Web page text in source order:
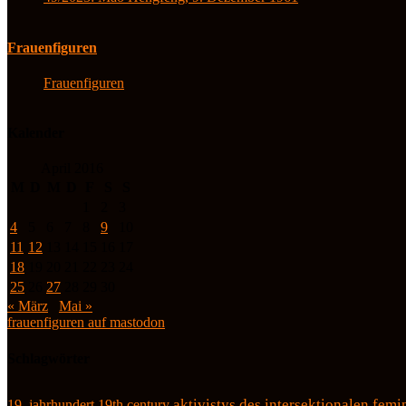
Frauenfiguren
Frauenfiguren
4
9
11 12
18
25
27
« März
Mai »
frauenfiguren auf mastodon